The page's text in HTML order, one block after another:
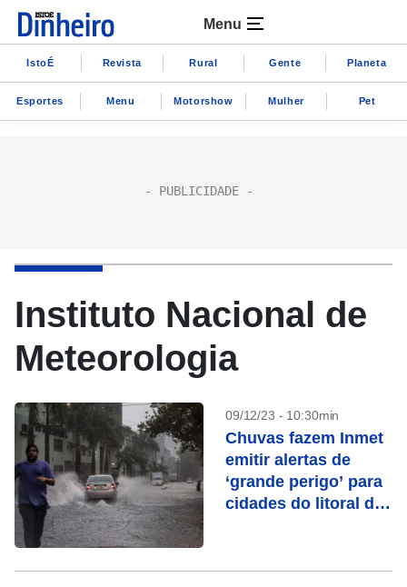
Menu
IstoÉ Revista Rural Gente Planeta
Esportes Menu Motorshow Mulher Pet
Instituto Nacional de
Meteorologia
09/12/23 - 10:30min
Chuvas fazem Inmet
emitir alertas de
‘grande perigo’ para
cidades do litoral de